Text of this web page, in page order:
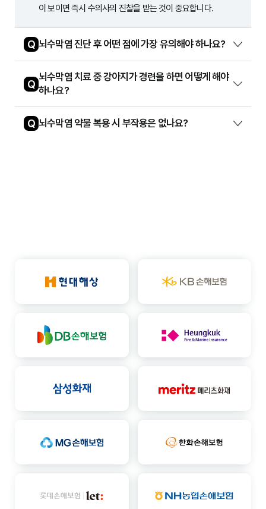
이 보이면 즉시 수의사의 진찰을 받는 것이 중요합니다.
Q 뇌수막염 진단 후 어떤 점에 가장 유의해야 하나요?
Q
뇌수막염 치료 중 강아지가 경련을 하면 어떻게 해야
하나요?
Q 뇌수막염 약물 복용 시 부작용은 없나요?